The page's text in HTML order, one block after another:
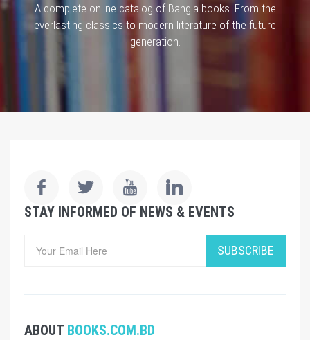
A complete online catalog of Bangla books. From the
everlasting classics to modern literature of the future
generation.
STAY INFORMED OF NEWS & EVENTS
SUBSCRIBE
ABOUT BOOKS.COM.BD